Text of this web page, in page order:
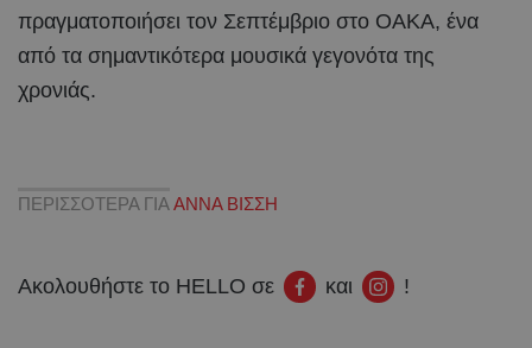
πραγματοποιήσει τον Σεπτέμβριο στο ΟΑΚΑ, ένα
από τα σημαντικότερα μουσικά γεγονότα της
χρονιάς.
ΠΕΡΙΣΣΟΤΕΡΑ ΓΙΑ ΑΝΝΑ ΒΙΣΣΗ
Ακολουθήστε το HELLO σε και !